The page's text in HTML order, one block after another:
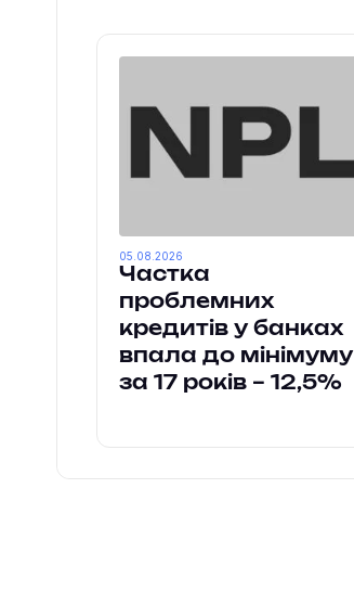
Частка
проблемних
кредитів у банках
впала до мінімуму
за 17 років – 12,5%
05.08.2026